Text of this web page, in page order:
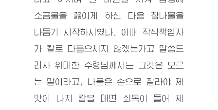
소금물을 끓이게 하신 다음 참나물을
다듬기 시작하시였다. 이때 작식책임자
가 칼로 다듬으시지 않겠는가고 말씀드
리자 위대한 수령 님께서는 그것은 모르
는 말이라고, 나물은 손으로 잘라야 제
맛이 나지 칼을 대면 쇠독이 들어 제